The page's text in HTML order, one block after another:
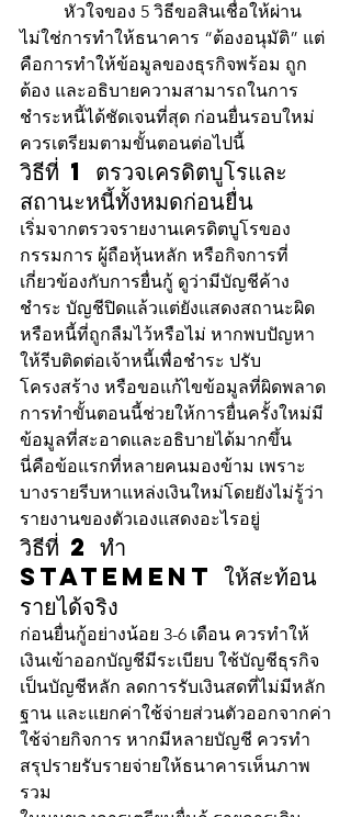
ไม่ใช่การทำให้ธนาคาร “ต้องอนุมัติ” แต่
คือการทำให้ข้อมูลของธุรกิจพร้อม ถูก
ต้อง และอธิบายความสามารถในการ
ชำระหนี้ได้ชัดเจนที่สุด ก่อนยื่นรอบใหม่
ควรเตรียมตามขั้นตอนต่อไปนี้
วิธีที่ 1 ตรวจเครดิตบูโรและ
สถานะหนี้ทั้งหมดก่อนยื่น
เริ่มจากตรวจรายงานเครดิตบูโรของ
กรรมการ ผู้ถือหุ้นหลัก หรือกิจการที่
เกี่ยวข้องกับการยื่นกู้ ดูว่ามีบัญชีค้าง
ชำระ บัญชีปิดแล้วแต่ยังแสดงสถานะผิด
หรือหนี้ที่ถูกลืมไว้หรือไม่ หากพบปัญหา
ให้รีบติดต่อเจ้าหนี้เพื่อชำระ ปรับ
โครงสร้าง หรือขอแก้ไขข้อมูลที่ผิดพลาด
การทำขั้นตอนนี้ช่วยให้การยื่นครั้งใหม่มี
ข้อมูลที่สะอาดและอธิบายได้มากขึ้น
นี่คือข้อแรกที่หลายคนมองข้าม เพราะ
บางรายรีบหาแหล่งเงินใหม่โดยยังไม่รู้ว่า
รายงานของตัวเองแสดงอะไรอยู่
วิธีที่ 2 ทำ
Statement ให้สะท้อน
รายได้จริง
ก่อนยื่นกู้อย่างน้อย 3-6 เดือน ควรทำให้
เงินเข้าออกบัญชีมีระเบียบ ใช้บัญชีธุรกิจ
เป็นบัญชีหลัก ลดการรับเงินสดที่ไม่มีหลัก
ฐาน และแยกค่าใช้จ่ายส่วนตัวออกจากค่า
ใช้จ่ายกิจการ หากมีหลายบัญชี ควรทำ
สรุปรายรับรายจ่ายให้ธนาคารเห็นภาพ
รวม